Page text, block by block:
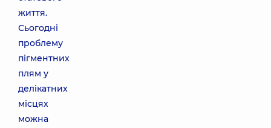
життя.
Сьогодні
проблему
пігментних
плям у
делікатних
місцях
можна